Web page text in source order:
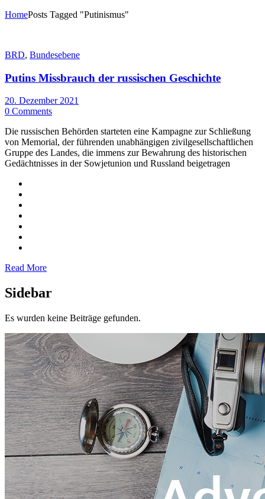
HomePosts Tagged "Putinismus"
BRD, Bundesebene
Putins Missbrauch der russischen Geschichte
20. Dezember 2021
0 Comments
Die russischen Behörden starteten eine Kampagne zur Schließung
von Memorial, der führenden unabhängigen zivilgesellschaftlichen
Gruppe des Landes, die immens zur Bewahrung des historischen
Gedächtnisses in der Sowjetunion und Russland beigetragen
Read More
Sidebar
Es wurden keine Beiträge gefunden.